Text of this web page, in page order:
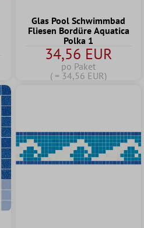
Glas Pool Schwimmbad
Fliesen Bordüre Aquatica
Polka 1
34,56 EUR
po Paket
( = 34,56 EUR)